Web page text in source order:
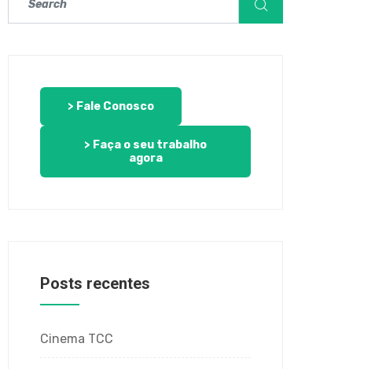
> Fale Conosco
> Faça o seu trabalho
agora
Posts recentes
Cinema TCC